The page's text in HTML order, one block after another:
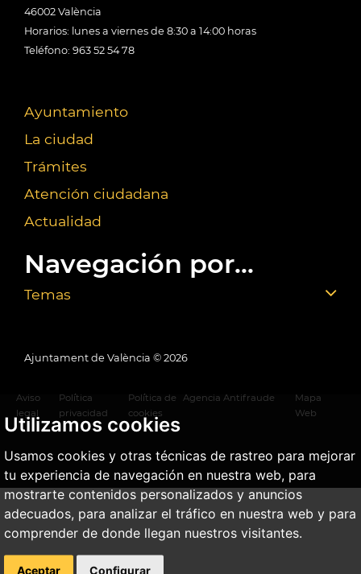
Utilizamos cookies
Usamos cookies y otras técnicas de rastreo para mejorar
tu experiencia de navegación en nuestra web, para
mostrarte contenidos personalizados y anuncios
adecuados, para analizar el tráfico en nuestra web y para
comprender de donde llegan nuestros visitantes.
Aceptar Configurar
46002 València
Horarios: lunes a viernes de 8:30 a 14:00 horas
Teléfono: 963 52 54 78
Ayuntamiento
La ciudad
Trámites
Atención ciudadana
Actualidad
Navegación por...
Temas
Ajuntament de València © 2026
Aviso
legal
Política
privacidad
Política de
cookies
Agencia Antifraude
Mapa
Web